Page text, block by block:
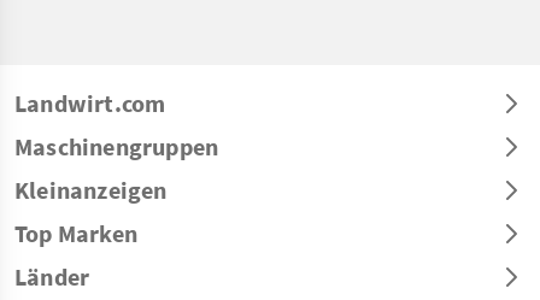
Landwirt.com
Maschinengruppen
Kleinanzeigen
Top Marken
Länder